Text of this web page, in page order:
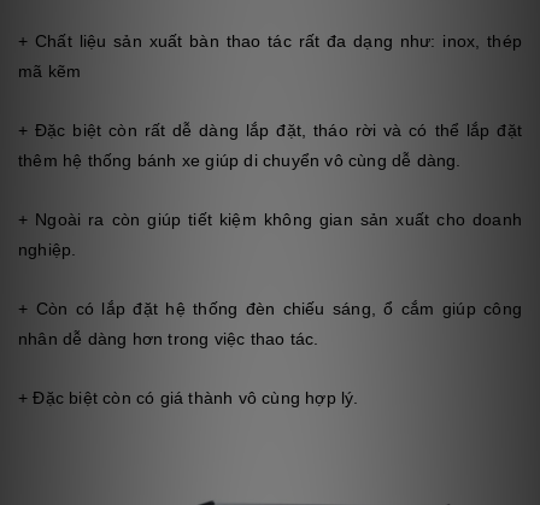
+ Chất liệu sản xuất bàn thao tác rất đa dạng như: inox, thép
mã kẽm
+ Đặc biệt còn rất dễ dàng lắp đặt, tháo rời và có thể lắp đặt
thêm hệ thống bánh xe giúp di chuyển vô cùng dễ dàng.
+ Ngoài ra còn giúp tiết kiệm không gian sản xuất cho doanh
nghiệp.
+ Còn có lắp đặt hệ thống đèn chiếu sáng, ổ cắm giúp công
nhân dễ dàng hơn trong việc thao tác.
+ Đặc biệt còn có giá thành vô cùng hợp lý.